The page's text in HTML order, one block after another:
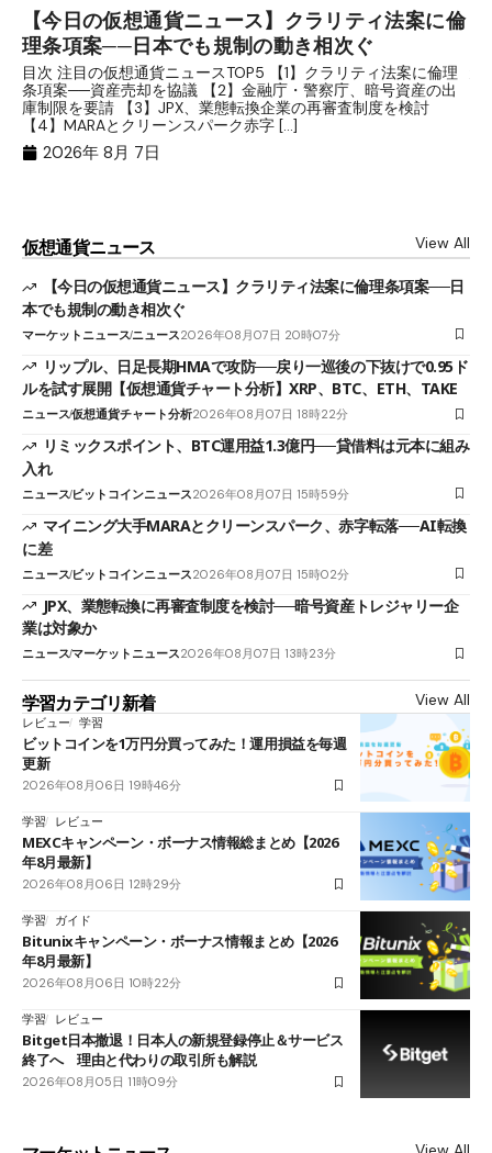
【今日の仮想通貨ニュース】クラリティ法案に倫
理条項案──日本でも規制の動き相次ぐ
目次 注目の仮想通貨ニュースTOP5 【1】クラリティ法案に倫理
条項案──資産売却を協議 【2】金融庁・警察庁、暗号資産の出
庫制限を要請 【3】JPX、業態転換企業の再審査制度を検討
【4】MARAとクリーンスパーク赤字 […]
2026年 8月 7日
仮想通貨ニュース View All
【今日の仮想通貨ニュース】クラリティ法案に倫理条項案──日
本でも規制の動き相次ぐ
マーケットニュースニュース2026年08月07日 20時07分
リップル、日足長期HMAで攻防──戻り一巡後の下抜けで0.95ド
ルを試す展開【仮想通貨チャート分析】XRP、BTC、ETH、TAKE
ニュース仮想通貨チャート分析2026年08月07日 18時22分
リミックスポイント、BTC運用益1.3億円──貸借料は元本に組み
入れ
ニュースビットコインニュース2026年08月07日 15時59分
マイニング大手MARAとクリーンスパーク、赤字転落──AI転換
に差
ニュースビットコインニュース2026年08月07日 15時02分
JPX、業態転換に再審査制度を検討──暗号資産トレジャリー企
業は対象か
ニュースマーケットニュース2026年08月07日 13時23分
学習カテゴリ新着 View All
レビュー 学習
ビットコインを1万円分買ってみた！運用損益を毎週
更新
2026年08月06日 19時46分
学習 レビュー
MEXCキャンペーン・ボーナス情報総まとめ【2026
年8月最新】
2026年08月06日 12時29分
学習 ガイド
Bitunixキャンペーン・ボーナス情報まとめ【2026
年8月最新】
2026年08月06日 10時22分
学習 レビュー
Bitget日本撤退！日本人の新規登録停止＆サービス
終了へ 理由と代わりの取引所も解説
2026年08月05日 11時09分